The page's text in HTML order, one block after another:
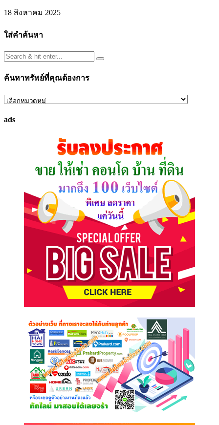
18 สิงหาคม 2025
ใส่คำค้นหา
ค้นหาทรัพย์ที่คุณต้องการ
ค้นหา
ที่
ads